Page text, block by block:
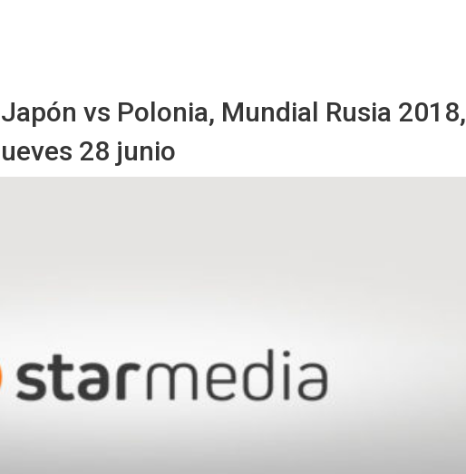
vs Polonia, Mundial Rusia 2018,
28 junio